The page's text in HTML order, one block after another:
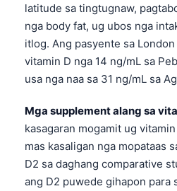
latitude sa tingtugnaw,
nga body fat, ug ubos nga
itlog. Ang pasyente sa
vitamin D nga 14 ng/mL sa
usa nga naa sa 31 ng/mL sa
Mga supplement alang sa
kasagaran mogamit ug
mas kasaligan nga mopataas
D2 sa daghang comparative
ang D2 puwede gihapon para
አማርኛ
Українська
O‘zbekcha
Català
Қазақ тілі
Suomi
Hrvatski
Slovenčina